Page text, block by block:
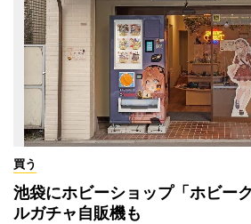
買う
池袋にホビーショップ「ホビー
ルガチャ自販機も